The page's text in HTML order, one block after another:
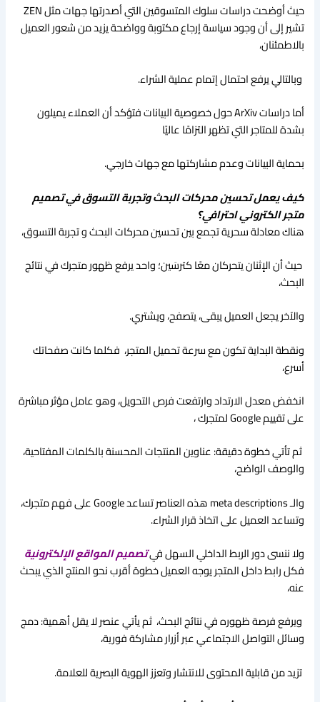
حيث أوضحت دراسات سلوك المتسوقين التي أصدرتها جهات مثل ZEN
تشير إلى أن وجود سياسة إرجاع مكتوبة وواضحة يزيد من شعور العميل
بالاطمئنان،
وبالتالي يرفع احتمال إتمام عملية الشراء.
أما دراسات ArXiv حول خصوصية البيانات فتؤكد أن العملاء يميلون
بشدة للمتاجر التي تظهر التزامًا عاليًا
بحماية البيانات وعدم مشاركتها مع جهات خارجي.
كيف يعمل تحسين محركات البحث وتجربة التسوق في تصميم
متجر الكتروني احترافي؟
هناك معادلة سحرية تجمع بين تحسين محركات البحث و تجربة التسوق،
حيث أن الإثنان يتحركان معًا كترسَين؛ واحد يرفع ظهور متجرك في نتائج
البحث،
والآخر يجعل العميل يبقى، يتصفح، ويشتري.
ونقطة البداية تكون مع سرعة تحميل المتجر، فكلما كانت صفحاتك
أسرع،
انخفض معدل الارتداد وارتفعت فرص التحويل، وهو عامل مؤثر مباشرة
على تقييم Google لمتجرك ،
ثم تأتي خطوة دقيقة: عناوين المنتجات المحسنة بالكلمات المفتاحية،
والوصف الواضح،
والـ meta descriptions هذه العناصر تساعد Google على فهم متجرك،
وتساعد العميل على اتخاذ قرار الشراء.
ولا ننسى دور الربط الداخلي السهل فيتصميم المواقع الإلكترونية
فكل رابط داخل المتجر يوجه العميل خطوة أقرب نحو المنتج الذي يبحث
عنه،
ويرفع فرصة ظهوره في نتائج البحث، ثم يأتي عنصر لا يقل أهمية: دمج
وسائل التواصل الاجتماعي عبر أزرار مشاركة فورية،
تزيد من قابلية المحتوى للانتشار وتعزز الهوية البصرية للعلامة.